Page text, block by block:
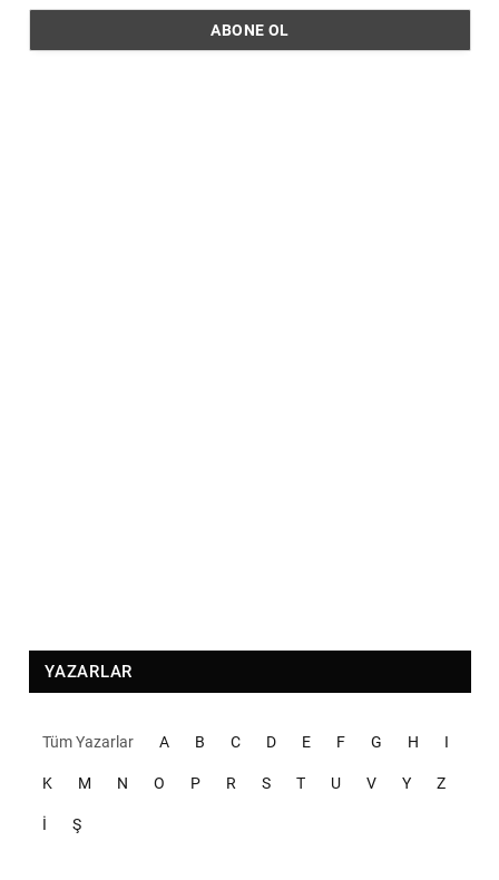
YAZARLAR
Tüm Yazarlar A B C D E F G H I
K M N O P R S T U V Y Z
İ Ş